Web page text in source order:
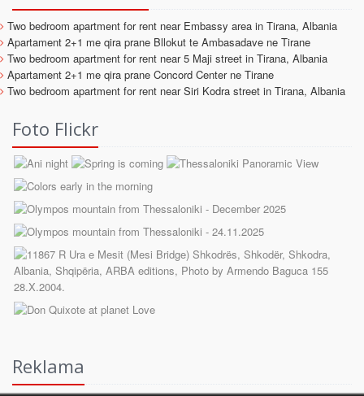
Two bedroom apartment for rent near Embassy area in Tirana, Albania
Apartament 2+1 me qira prane Bllokut te Ambasadave ne Tirane
Two bedroom apartment for rent near 5 Maji street in Tirana, Albania
Apartament 2+1 me qira prane Concord Center ne Tirane
Two bedroom apartment for rent near Siri Kodra street in Tirana, Albania
Foto Flickr
Reklama